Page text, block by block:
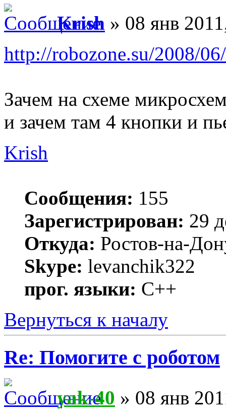
Krish » 08 янв
http://robozone.su/2008/
Зачем на схеме
и зачем там 4 кнопки и
Krish
Сообщения: 155
Зарегистрирован: 29
Откуда: Ростов-на-
Skype: levanchik322
прог. языки: С++
Вернуться к началу
Re: Помогите с роботом
yak-40 » 08 янв